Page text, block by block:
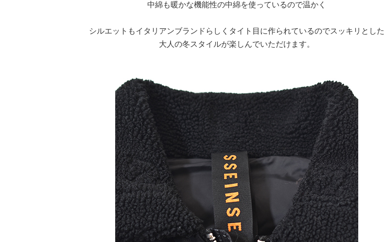
中綿も暖かな機能性の中綿を使っているので温かく
シルエットもイタリアンブランドらしくタイト目に作られているのでスッキリとした
大人の冬スタイルが楽しんでいただけます。